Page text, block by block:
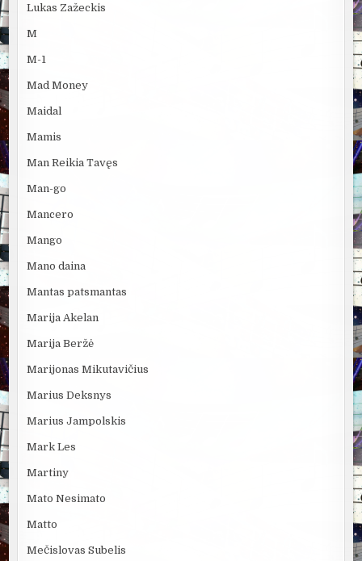
Lukas Zažeckis
M
M-1
Mad Money
Maidal
Mamis
Man Reikia Tavęs
Man-go
Mancero
Mango
Mano daina
Mantas patsmantas
Marija Akelan
Marija Beržė
Marijonas Mikutavičius
Marius Deksnys
Marius Jampolskis
Mark Les
Martiny
Mato Nesimato
Matto
Mečislovas Subelis